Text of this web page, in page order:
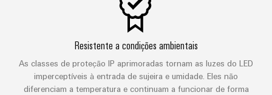
Resistente a condições ambientais
As classes de proteção IP aprimoradas tornam as luzes do LED
imperceptíveis à entrada de sujeira e umidade. Eles não
diferenciam a temperatura e continuam a funcionar de forma